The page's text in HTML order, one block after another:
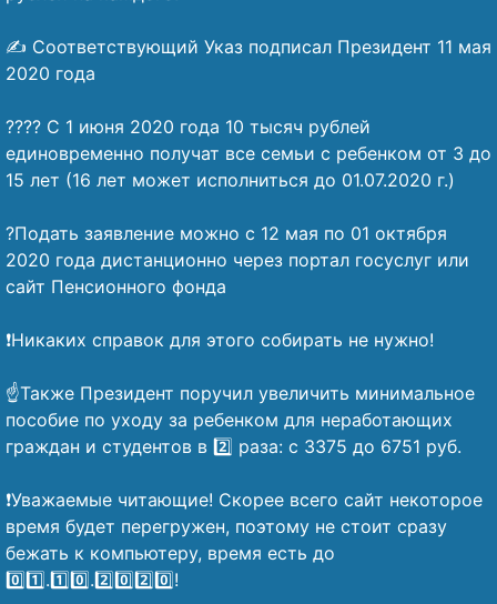
✍️ Соответствующий Указ подписал Президент 11 мая
2020 года
?‍?‍?‍? С 1 июня 2020 года 10 тысяч рублей
единовременно получат все семьи с ребенком от 3 до
15 лет (16 лет может исполниться до 01.07.2020 г.)
?Подать заявление можно с 12 мая по 01 октября
2020 года дистанционно через портал госуслуг или
сайт Пенсионного фонда
❗Никаких справок для этого собирать не нужно!
☝️Также Президент поручил увеличить минимальное
пособие по уходу за ребенком для неработающих
граждан и студентов в 2️⃣ раза: с 3375 до 6751 руб.
❗Уважаемые читающие! Скорее всего сайт некоторое
время будет перегружен, поэтому не стоит сразу
бежать к компьютеру, время есть до
0️⃣1️⃣.1️⃣0️⃣.2️⃣0️⃣2️⃣0️⃣!